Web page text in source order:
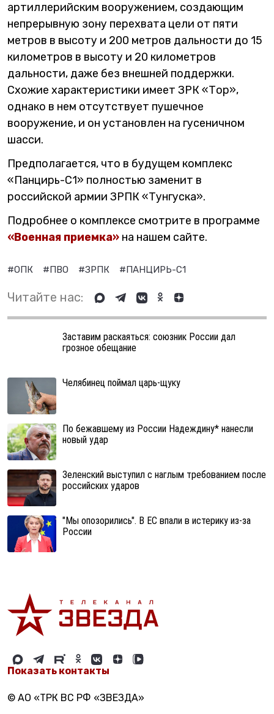
артиллерийским вооружением, создающим
непрерывную зону перехвата цели от пяти
метров в высоту и 200 метров дальности до 15
километров в высоту и 20 километров
дальности, даже без внешней поддержки.
Схожие характеристики имеет ЗРК «Тор»,
однако в нем отсутствует пушечное
вооружение, и он установлен на гусеничном
шасси.
Предполагается, что в будущем комплекс
«Панцирь-С1» полностью заменит в
российской армии ЗРПК «Тунгуска».
Подробнее о комплексе смотрите в программе
«Военная приемка» на нашем сайте.
#ОПК #ПВО #ЗРПК #ПАНЦИРЬ-С1
Читайте нас:
Заставим раскаяться: союзник России дал
грозное обещание
Челябинец поймал царь-щуку
По бежавшему из России Надеждину* нанесли
новый удар
Зеленский выступил с наглым требованием после
российских ударов
"Мы опозорились". В ЕС впали в истерику из-за
России
Показать контакты
© АО «ТРК ВС РФ «ЗВЕЗДА»